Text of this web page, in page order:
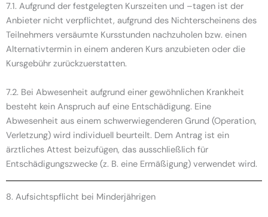
7.1. Aufgrund der festgelegten Kurszeiten und –tagen ist der
Anbieter nicht verpflichtet, aufgrund des Nichterscheinens des
Teilnehmers versäumte Kursstunden nachzuholen bzw. einen
Alternativtermin in einem anderen Kurs anzubieten oder die
Kursgebühr zurückzuerstatten.
7.2. Bei Abwesenheit aufgrund einer gewöhnlichen Krankheit
besteht kein Anspruch auf eine Entschädigung. Eine
Abwesenheit aus einem schwerwiegenderen Grund (Operation,
Verletzung) wird individuell beurteilt. Dem Antrag ist ein
ärztliches Attest beizufügen, das ausschließlich für
Entschädigungszwecke (z. B. eine Ermäßigung) verwendet wird.
8. Aufsichtspflicht bei Minderjährigen